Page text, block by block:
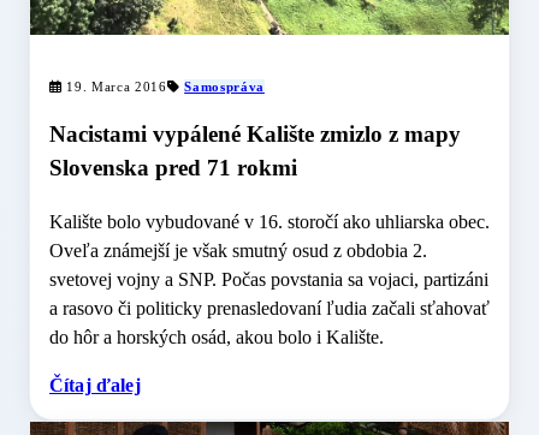
19. Marca 2016 Samospráva
Nacistami vypálené Kalište zmizlo z mapy
Slovenska pred 71 rokmi
Kalište bolo vybudované v 16. storočí ako uhliarska obec.
Oveľa známejší je však smutný osud z obdobia 2.
svetovej vojny a SNP. Počas povstania sa vojaci, partizáni
a rasovo či politicky prenasledovaní ľudia začali sťahovať
do hôr a horských osád, akou bolo i Kalište.
Čítaj ďalej